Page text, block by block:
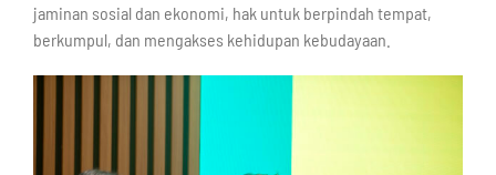
jaminan sosial dan ekonomi, hak untuk berpindah tempat,
berkumpul, dan mengakses kehidupan kebudayaan.